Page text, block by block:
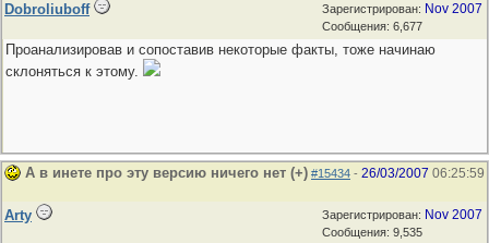
Зарегистрирован: Nov 2007
Сообщения: 6,677
Dobroliuboff
Проанализировав и сопоставив некоторые факты, тоже начинаю
склоняться к этому.
#15434 - 26/03/2007 06:25:59
А в инете про эту версию ничего нет (+)
Зарегистрирован: Nov 2007
Сообщения: 9,535
Arty